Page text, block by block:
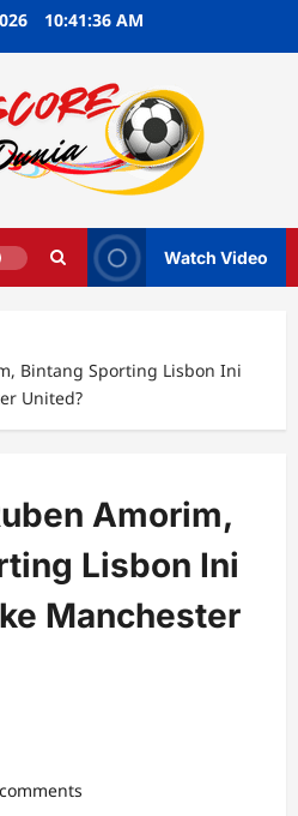
10:41:37 AM
Watch Video
Bintang Sporting Lisbon Ini
United?
Amorim,
Lisbon Ini
Manchester